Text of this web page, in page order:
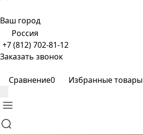
Ваш город
Россия
+7 (812) 702-81-12
Заказать звонок
Сравнение0 Избранные товары